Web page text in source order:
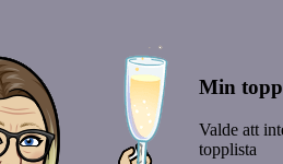
Min
Valde att
topplista